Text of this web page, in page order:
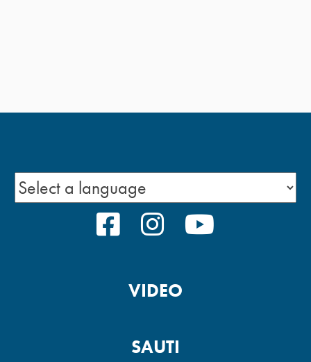
FACEBOOK
INSTAGRAM
VIDEO
SAUTI